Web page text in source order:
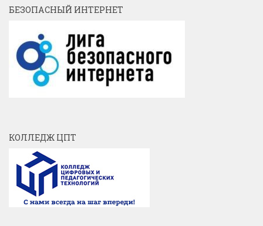
БЕЗОПАСНЫЙ ИНТЕРНЕТ
КОЛЛЕДЖ ЦПТ